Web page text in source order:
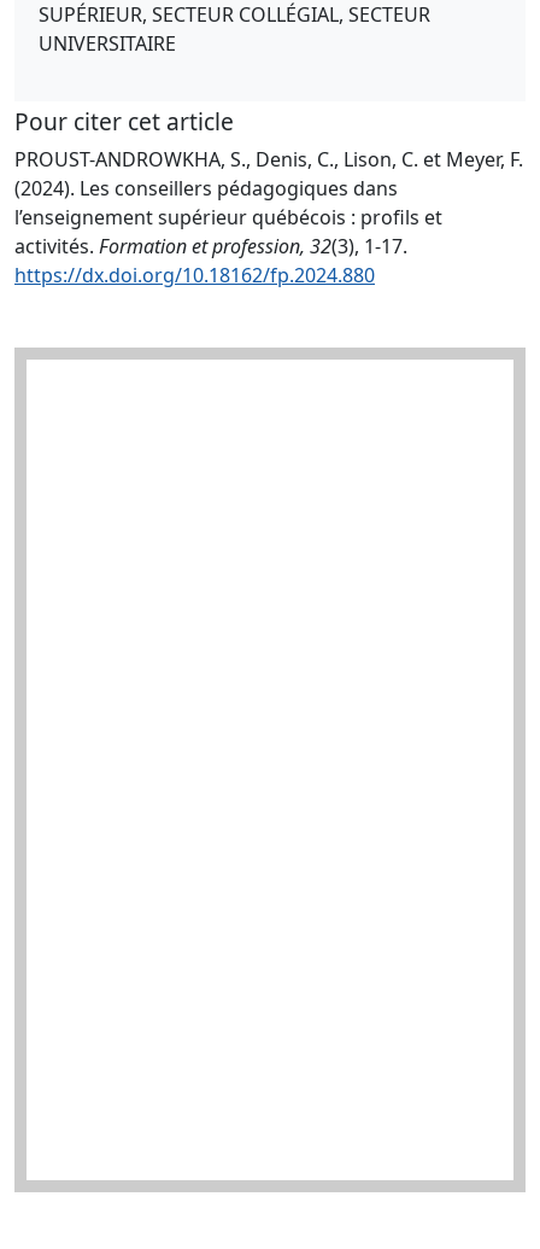
SUPÉRIEUR, SECTEUR COLLÉGIAL, SECTEUR
UNIVERSITAIRE
Pour citer cet article
PROUST-ANDROWKHA, S., Denis, C., Lison, C. et Meyer, F.
(2024). Les conseillers pédagogiques dans
l’enseignement supérieur québécois : profils et
activités. Formation et profession, 32(3), 1-17.
https://dx.doi.org/10.18162/fp.2024.880